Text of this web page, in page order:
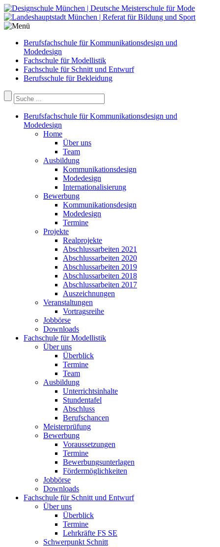
Berufsfachschule für Kommunikationsdesign und
Modedesign
Fachschule für Modellistik
Fachschule für Schnitt und Entwurf
Berufsschule für Bekleidung
Berufsfachschule für Kommunikationsdesign und
Modedesign
Home
Über uns
Team
Ausbildung
Kommunikationsdesign
Modedesign
Internationalisierung
Bewerbung
Kommunikationsdesign
Modedesign
Termine
Projekte
Realprojekte
Abschlussarbeiten 2021
Abschlussarbeiten 2020
Abschlussarbeiten 2019
Abschlussarbeiten 2018
Abschlussarbeiten 2017
Auszeichnungen
Veranstaltungen
Vortragsreihe
Jobbörse
Downloads
Fachschule für Modellistik
Über uns
Überblick
Termine
Team
Ausbildung
Unterrichtsinhalte
Stundentafel
Abschluss
Berufschancen
Meisterprüfung
Bewerbung
Voraussetzungen
Termine
Bewerbungsunterlagen
Fördermöglichkeiten
Jobbörse
Downloads
Fachschule für Schnitt und Entwurf
Über uns
Überblick
Termine
Lehrkräfte FS SE
Schwerpunkt Schnitt